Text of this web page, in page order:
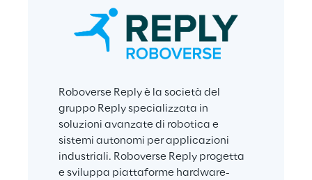
Roboverse Reply è la società del
gruppo Reply specializzata in
soluzioni avanzate di robotica e
sistemi autonomi per applicazioni
industriali. Roboverse Reply progetta
e sviluppa piattaforme hardware-